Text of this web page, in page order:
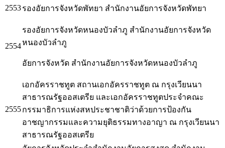
2553รองอัยการจังหวัดพัทยา สำนักงานอัยการจังหวัดพัทยา
2554
รองอัยการจังหวัดหนองบัวลำภู สำนักงานอัยการจังหวัด
หนองบัวลำภู
อัยการจังหวัด สำนักงานอัยการจังหวัดหนองบัวลำภู
2555
เอกอัครราชทูต สถานเอกอัครราชทูต ณ กรุงเวียนนา
สาธารณรัฐออสเตรีย และเอกอัครราชทูตประจำคณะ
กรรมาธิการแห่งสหประชาชาติว่าด้วยการป้องกัน
อาชญากรรมและความยุติธรรมทางอาญา ณ กรุงเวียนนา
สาธารณรัฐออสเตรีย